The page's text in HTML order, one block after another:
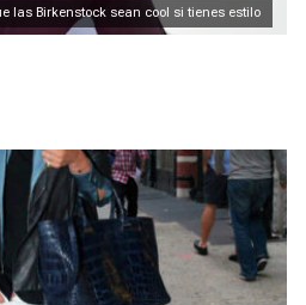
las Birkenstock sean cool si tienes estilo